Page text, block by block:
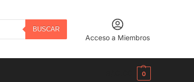
BUSCAR
Acceso a Miembros
0